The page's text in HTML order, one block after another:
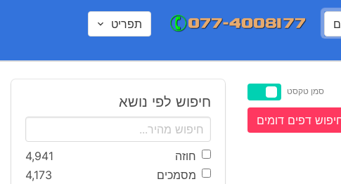
תפריט
סמן טקסט
דפים דומים
חיפוש לפי נושא
חוזה
4,941
מסמכים
4,173